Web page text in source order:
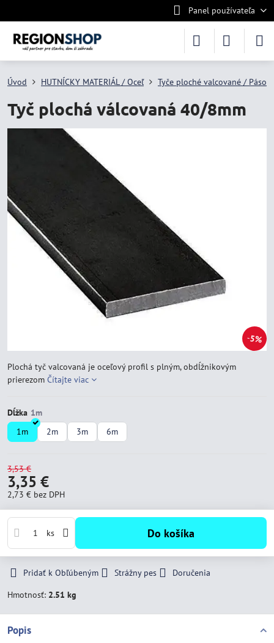
Panel používateľa
5%
Úvod HUTNÍCKY MATERIÁL / Oceľ Tyče ploché valcované /
Tyč plochá válcovaná 40/8mm
Plochá tyč valcovaná je oceľový profil s plným, obdĺžnikovým
prierezom Čítajte viac
Dĺžka
1m
2m 3m 6m
3,53 €
3,35 €
2,73 € bez DPH
ks Do košíka
Pridať k Obľúbeným Strážny pes
Doručenia
Hmotnosť: 2.51 kg
Popis